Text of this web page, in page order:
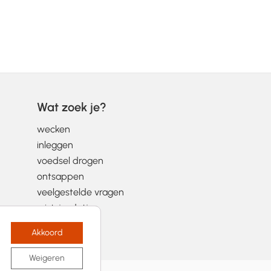
Wat zoek je?
wecken
inleggen
voedsel drogen
ontsappen
veelgestelde vragen
wist-je-datjes
Akkoord
Weigeren